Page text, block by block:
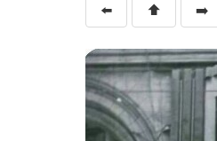
⬅️ ⬆️ ➡️